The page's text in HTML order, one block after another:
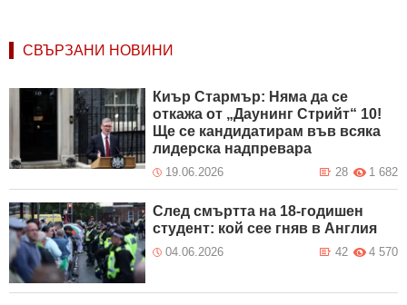
СВЪРЗАНИ НОВИНИ
Киър Стармър: Няма да се
откажа от „Даунинг Стрийт“ 10!
Ще се кандидатирам във всяка
лидерска надпревара
19.06.2026 1 682
28
След смъртта на 18-годишен
студент: кой сее гняв в Англия
04.06.2026 4 570
42